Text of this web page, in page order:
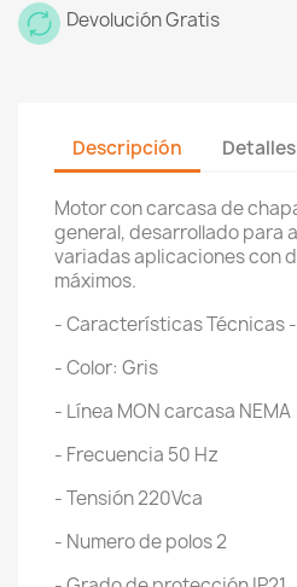
Devolución Gratis
Descripción
Motor con carcasa de
general, desarrollado para
variadas aplicaciones con
máximos.
- Características Técnicas -
- Color: Gris
- Línea MON carcasa NEMA
- Frecuencia 50 Hz
- Tensión 220Vca
- Numero de polos 2